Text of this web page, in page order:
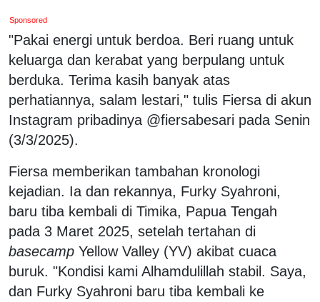
Sponsored
"Pakai energi untuk berdoa. Beri ruang untuk
keluarga dan kerabat yang berpulang untuk
berduka. Terima kasih banyak atas
perhatiannya, salam lestari," tulis Fiersa di akun
Instagram pribadinya @fiersabesari pada Senin
(3/3/2025).
Fiersa memberikan tambahan kronologi
kejadian. Ia dan rekannya, Furky Syahroni,
baru tiba kembali di Timika, Papua Tengah
pada 3 Maret 2025, setelah tertahan di
basecamp Yellow Valley (YV) akibat cuaca
buruk. "Kondisi kami Alhamdulillah stabil. Saya,
dan Furky Syahroni baru tiba kembali ke